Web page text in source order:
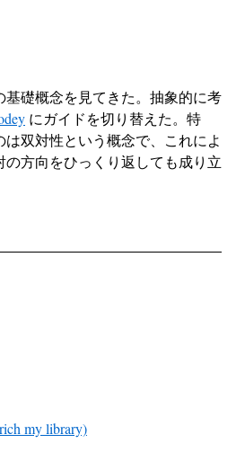
基礎概念を見てきた。抽象的に考
にガイドを切り替えた。特
双対性という概念で、これによ
の方向をひっくり返しても成り立
my library)